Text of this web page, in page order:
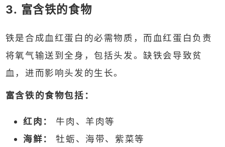
3. 富含铁的食物
铁是合成血红蛋白的必需物质，而血红蛋白负责
将氧气输送到全身，包括头发。缺铁会导致贫
血，进而影响头发的生长。
富含铁的食物包括：
红肉：
牛肉、羊肉等
海鲜：
牡蛎、海带、紫菜等